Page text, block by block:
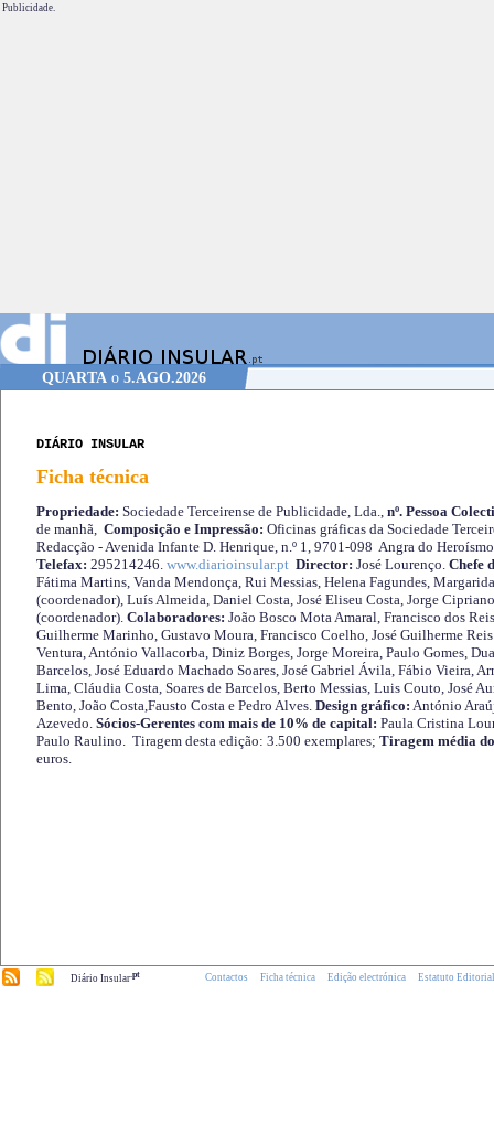
Publicidade.
QUARTA o 5.AGO.2026
DIÁRIO INSULAR
Ficha técnica
Propriedade: Sociedade Terceirense de Publicidade, Lda., nº. Pessoa
de manhã, Composição e Impressão: Oficinas gráficas da Sociedade
Redacção - Avenida Infante D. Henrique, n.º 1, 9701-098 Angra do
Telefax: 295214246. www.diarioinsular.pt Director: José Lourenço. Chefe
Fátima Martins, Vanda Mendonça, Rui Messias, Helena Fagundes,
(coordenador), Luís Almeida, Daniel Costa, José Eliseu Costa, Jorge
(coordenador). Colaboradores: João Bosco Mota Amaral, Francisco dos
Guilherme Marinho, Gustavo Moura, Francisco Coelho, José Guilherme
Ventura, António Vallacorba, Diniz Borges, Jorge Moreira, Paulo Gomes,
Barcelos, José Eduardo Machado Soares, José Gabriel Ávila, Fábio Vieira,
Lima, Cláudia Costa, Soares de Barcelos, Berto Messias, Luis Couto, José
Bento, João Costa,Fausto Costa e Pedro Alves. Design gráfico: António
Azevedo. Sócios-Gerentes com mais de 10% de capital: Paula Cristina
Paulo Raulino. Tiragem desta edição: 3.500 exemplares; Tiragem média
euros.
Diário Insular.pt Contactos Ficha técnica Edição electrónica Estatuto Editorial